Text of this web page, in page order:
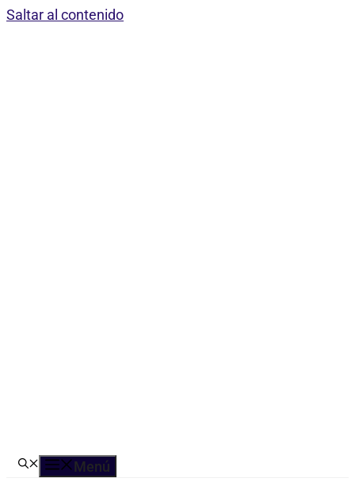
Saltar al contenido
Menú